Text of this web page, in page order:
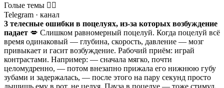
Голые темы ❤️‍🔥
Telegram · канал
3 телесные ошибки в поцелуях, из-за которых возбуждение
падает 💋 Слишком равномерный поцелуй. Когда поцелуй всё
время одинаковый — глубина, скорость, давление — мозг
привыкает и гасит возбуждение. Рабочий приём: играй
контрастами. Например: — сначала мягко, почти
целомудренно, — потом внезапно прижала его нижнюю губу
зубами и задержалась, — после этого на пару секунд просто
дышишь ему в рот, не целуя. Пауза в поцелуе — тоже стимул,